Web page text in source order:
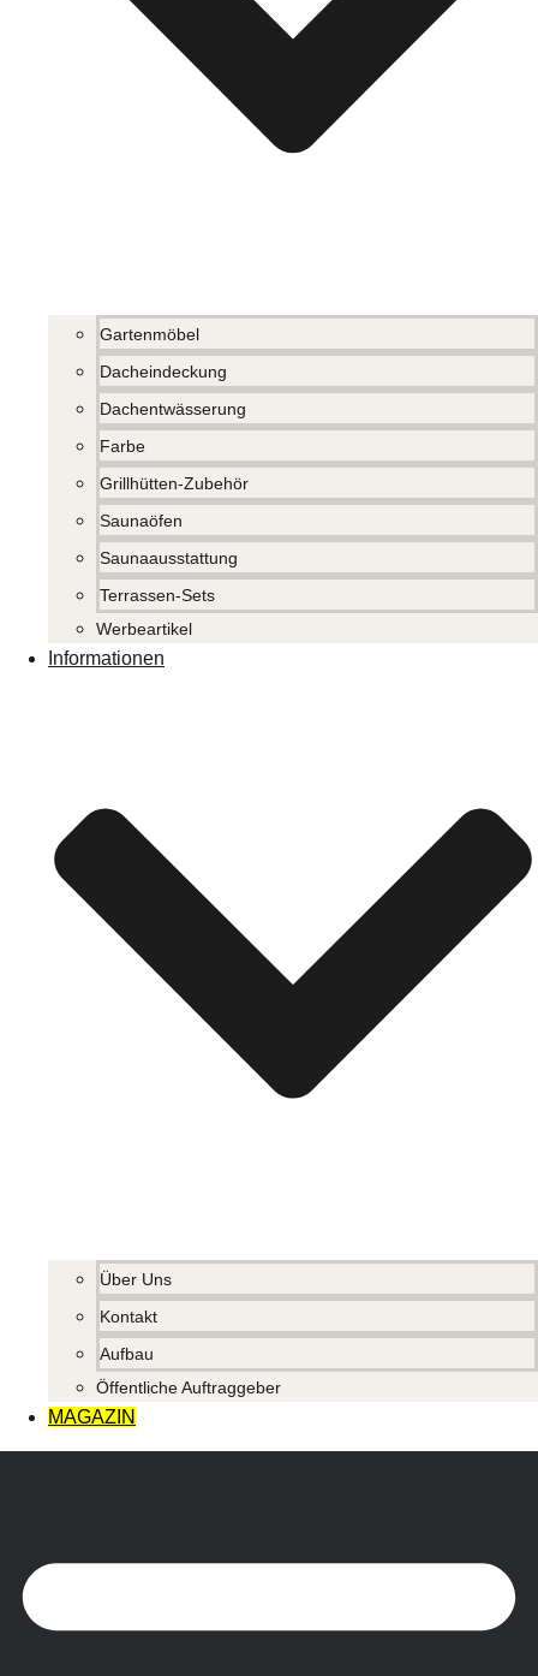
Gartenmöbel
Dacheindeckung
Dachentwässerung
Farbe
Grillhütten-Zubehör
Saunaöfen
Saunaausstattung
Terrassen-Sets
Werbeartikel
Informationen
Über Uns
Kontakt
Aufbau
Öffentliche Auftraggeber
MAGAZIN